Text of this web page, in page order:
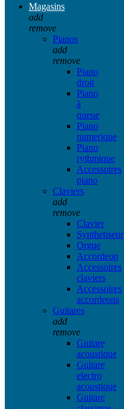
Magasins
add
remove
Pianos
add
remove
Piano
droit
Piano
à
queue
Piano
numerique
Piano
rythmique
Accessoires
piano
Claviers
add
remove
Clavier
Synthetiseur
Orgue
Accordeon
Accessoires
claviers
Accessoires
accordeons
Guitares
add
remove
Guitare
acoustique
Guitare
electro
acoustique
Guitare